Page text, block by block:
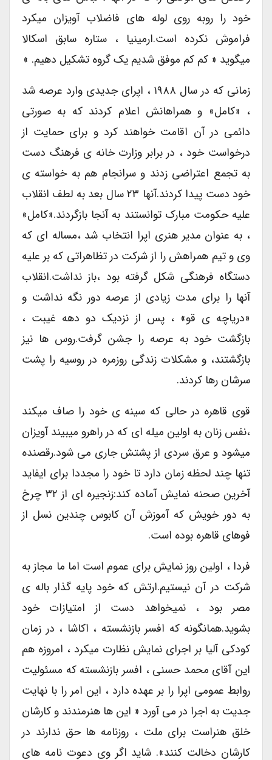
خود را روبه روی لوله های فاضلاب آویزان میکرد
فراموش نکرده است.ارمینیا ، ستاره سابق اسکالا
میگوید « کم کم موفق شدیم یک گروه تشکیل دهیم. »
زمانی که در سال ۱۹۸۸ ، اپرای جدیدی وارد عرصه شد
، «کامل» و همراهانش اعلام کردند که به صورتی
دائمی در آن اقامت خواهند کرد و برای حمایت از
درخواست خود ، در برابر وزارت خانه ی فرهنگ دست
به تجمع اعتراضی زدند و سرانجام هم به خواسته ی
خود دست پیدا کردند.آنها ۲۳ سال بعد به لطف انقلاب
علیه حکومت مبارک توانستند به آنجا بازگردند.«کامل»
، به عنوان مدیر هنری اپرا انتخاب شد ،مساله ای که
وی و تیم همراهش را از شرکت در تظاهراتی که بر علیه
دستگاه فرهنگی شکل گرفته بود ،باز نداشت.انقلاب
آنها را برای مدت زیادی از عرصه دور نگه نداشت و
«دریاچه ی قو» ، پس از نزدیک دو دهه غیبت ،
بازگشت خود به عرصه را جشن گرفت.روس ها نیز
بازگشتند، و مشکلات زندگی روزمره در روسیه را پشت
سرشان رها کردند.
قوی قاهره در حالی که سینه ی خود را صاف میکند
،نفس زنان به اولین میله ای که در راهرو میبیند آویزان
میشود و عرق سردی از پشتش جاری می شود.رقصنده
تنها چند لحظه زمان دارد تا خود را مجددا برای ایفاید
آخرین صحنه نمایش آماده کند:زنجیره ای از ۳۲ چرخ
به دور خویش که آموزش آن کابوس چندین نسل از
فوهای قاهره بوده است.
فردا ، اولین روز نمایش برای عموم است اما ما مجاز به
شرکت در آن نیستیم.ارتش که خود پایه گذار باله ی
مصر بود ، نمیخواهد دست از امتیازات خود
بشوید.همانگونه که افسر بازنشسته ، اکاشا ، در زمان
کودکی آلیا بر اجرای نمایش نظارت میکرد ، امروزه هم
این آقای محمد حسنی ، افسر بازنشسته که مسئولیت
روابط عمومی اپرا را بر عهده دارد ، این امر را با نهایت
جدیت به اجرا در می آورد « این ها هنرمندند و کارشان
خلق هنراست برای ملت ، روزنامه ها حق ندارند در
کارشان دخالت کنند». شاید اگر وی دعوت نامه های